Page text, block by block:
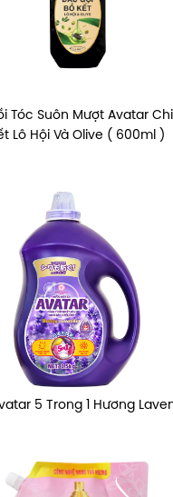
Tóc Suôn Mượt Avatar
Lô Hội Và Olive ( 600ml )
5 Trong 1 Hương